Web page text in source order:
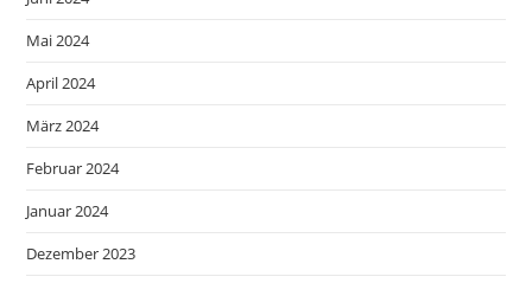
Mai 2024
April 2024
März 2024
Februar 2024
Januar 2024
Dezember 2023